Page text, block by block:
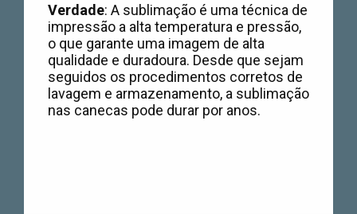
Verdade: A sublimação é uma técnica de
impressão a alta temperatura e pressão,
o que garante uma imagem de alta
qualidade e duradoura. Desde que sejam
seguidos os procedimentos corretos de
lavagem e armazenamento, a sublimação
nas canecas pode durar por anos.